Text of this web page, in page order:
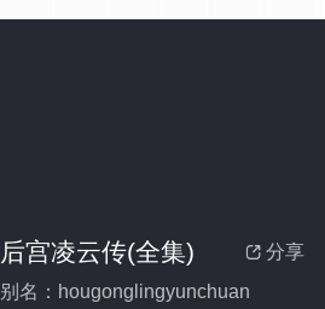
 分享
后宫凌云传(全集)
别名：hougonglingyunchuan